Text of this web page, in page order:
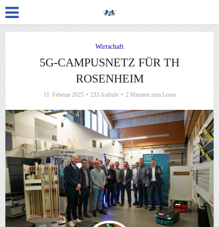
Wirtschaft
5G-CAMPUSNETZ FÜR TH
ROSENHEIM
11. Februar 2025 233 Aufrufe 2 Minuten zum Lesen